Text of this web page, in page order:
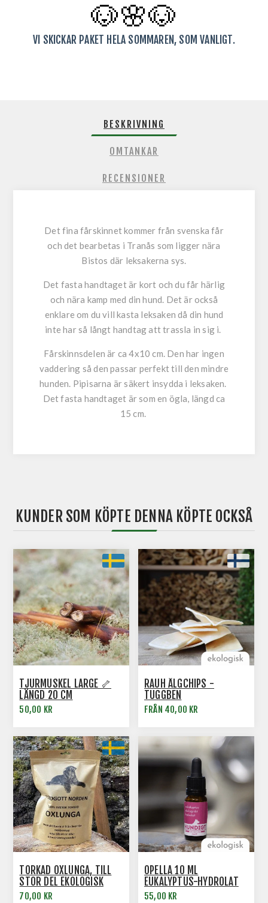
🐶🌸🐶
VI SKICKAR PAKET HELA SOMMAREN, SOM VANLIGT.
BESKRIVNING
OMTANKAR
RECENSIONER
Det fina fårskinnet kommer från svenska får
och det bearbetas i Tranås som ligger nära
Bistos där leksakerna sys.
Det fasta handtaget är kort och du får härlig
och nära kamp med din hund. Det är också
enklare om du vill kasta leksaken då din hund
inte har så långt handtag att trassla in sig i.
Fårskinnsdelen är ca 4x10 cm. Den har ingen
vaddering så den passar perfekt till den mindre
hunden. Pipisarna är säkert insydda i leksaken.
Det fasta handtaget är som en ögla, längd ca
15 cm.
KUNDER SOM KÖPTE DENNA KÖPTE OCKSÅ
TJURMUSKEL LARGE 🦴
LÄNGD 20 CM
50,00 KR
RAUH ÄLGCHIPS -
TUGGBEN
FRÅN 40,00 KR
TORKAD OXLUNGA, TILL
STOR DEL EKOLOGISK
70,00 KR
OPELLA 10 ML
EUKALYPTUS-HYDROLAT
NOSE WORK
55,00 KR